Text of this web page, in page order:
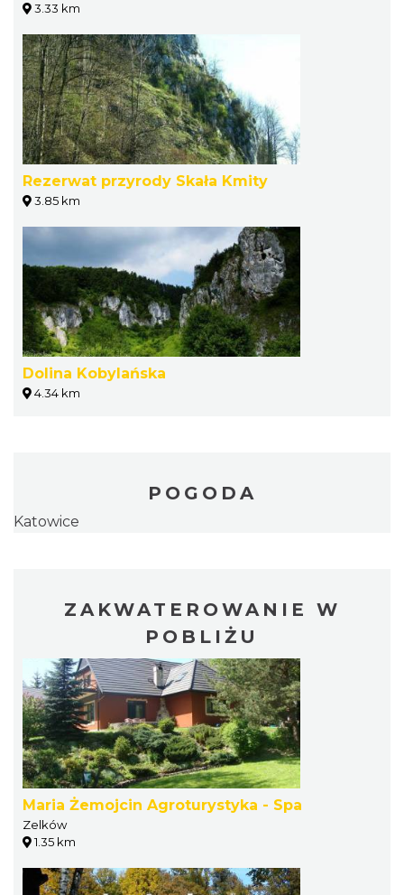
3.33 km
Rezerwat przyrody Skała Kmity
3.85 km
Dolina Kobylańska
4.34 km
POGODA
Katowice
ZAKWATEROWANIE W
POBLIŻU
Maria Żemojcin Agroturystyka - Spa
Zelków
1.35 km